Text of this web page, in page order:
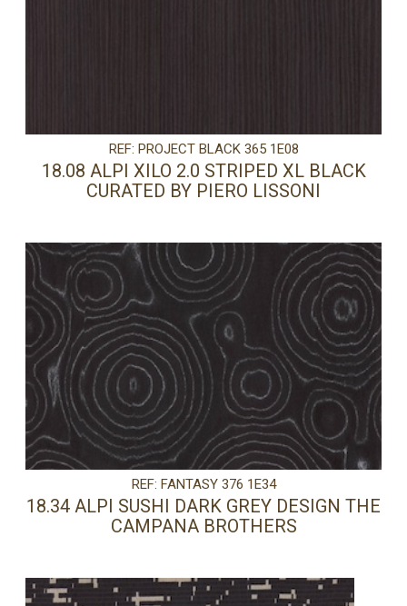
PRECISA DE AJUDA?
Comece por escrever aqui o que procura.
REF: PROJECT BLACK 365 1E08
18.08 ALPI XILO 2.0 STRIPED XL BLACK
CURATED BY PIERO LISSONI
REF: FANTASY 376 1E34
18.34 ALPI SUSHI DARK GREY DESIGN THE
CAMPANA BROTHERS